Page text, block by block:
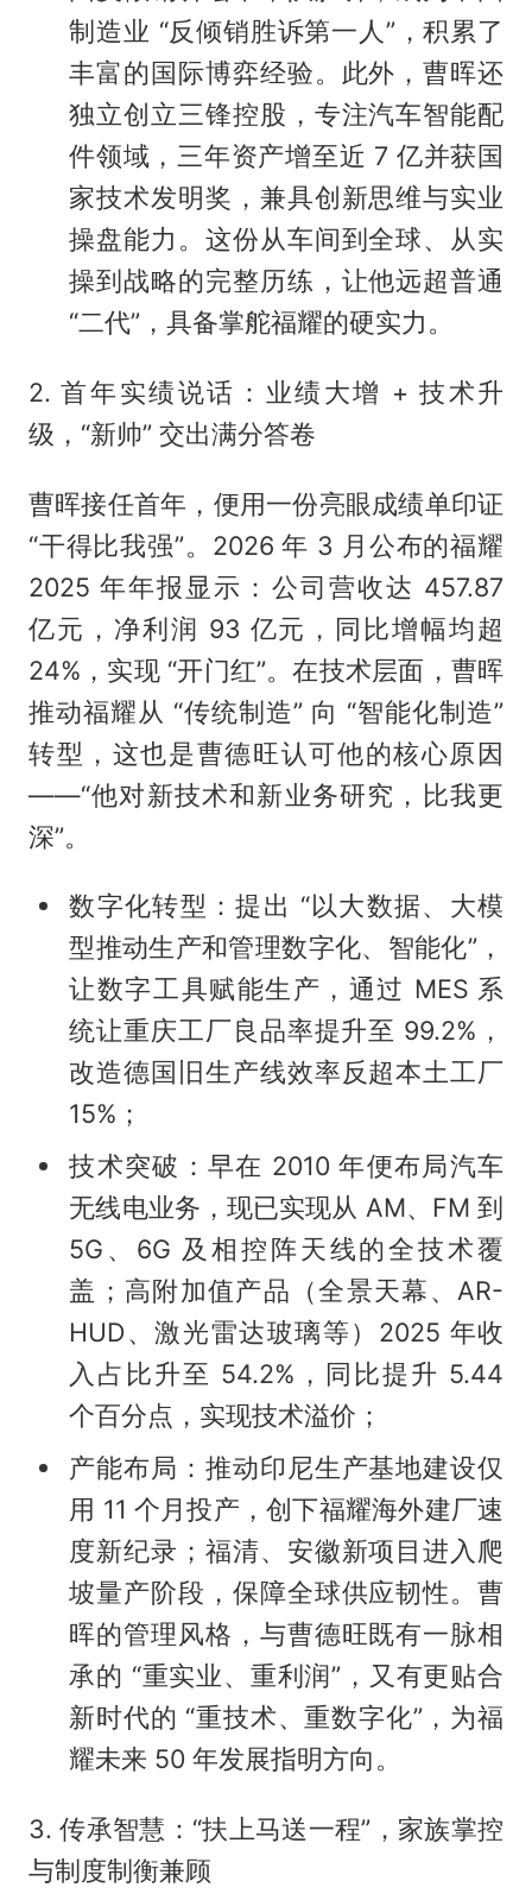
制造业 “反倾销胜诉第一人”，积累了
丰富的国际博弈经验。此外，曹晖还
独立创立三锋控股，专注汽车智能配
件领域，三年资产增至近 7 亿并获国
家技术发明奖，兼具创新思维与实业
操盘能力。这份从车间到全球、从实
操到战略的完整历练，让他远超普通
“二代”，具备掌舵福耀的硬实力。
2. 首年实绩说话：业绩大增 + 技术升
级，“新帅” 交出满分答卷
曹晖接任首年，便用一份亮眼成绩单印证
“干得比我强”。2026 年 3 月公布的福耀
2025 年年报显示：公司营收达 457.87
亿元，净利润 93 亿元，同比增幅均超
24%，实现 “开门红”。在技术层面，曹晖
推动福耀从 “传统制造” 向 “智能化制造”
转型，这也是曹德旺认可他的核心原因
——“他对新技术和新业务研究，比我更
深”。
数字化转型：提出 “以大数据、大模
型推动生产和管理数字化、智能化”，
让数字工具赋能生产，通过 MES 系
统让重庆工厂良品率提升至 99.2%，
改造德国旧生产线效率反超本土工厂
15%；
技术突破：早在 2010 年便布局汽车
无线电业务，现已实现从 AM、FM 到
5G、6G 及相控阵天线的全技术覆
盖；高附加值产品（全景天幕、AR-
HUD、激光雷达玻璃等）2025 年收
入占比升至 54.2%，同比提升 5.44
个百分点，实现技术溢价；
产能布局：推动印尼生产基地建设仅
用 11 个月投产，创下福耀海外建厂速
度新纪录；福清、安徽新项目进入爬
坡量产阶段，保障全球供应韧性。曹
晖的管理风格，与曹德旺既有一脉相
承的 “重实业、重利润”，又有更贴合
新时代的 “重技术、重数字化”，为福
耀未来 50 年发展指明方向。
3. 传承智慧：“扶上马送一程”，家族掌控
与制度制衡兼顾